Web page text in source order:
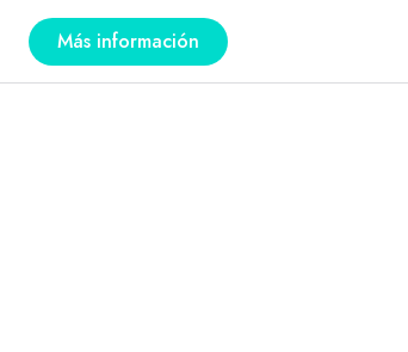
Más información